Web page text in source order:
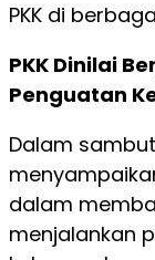
PKK di
PKK Dinilai
Penguatan
Dalam
dalam
menjalankan